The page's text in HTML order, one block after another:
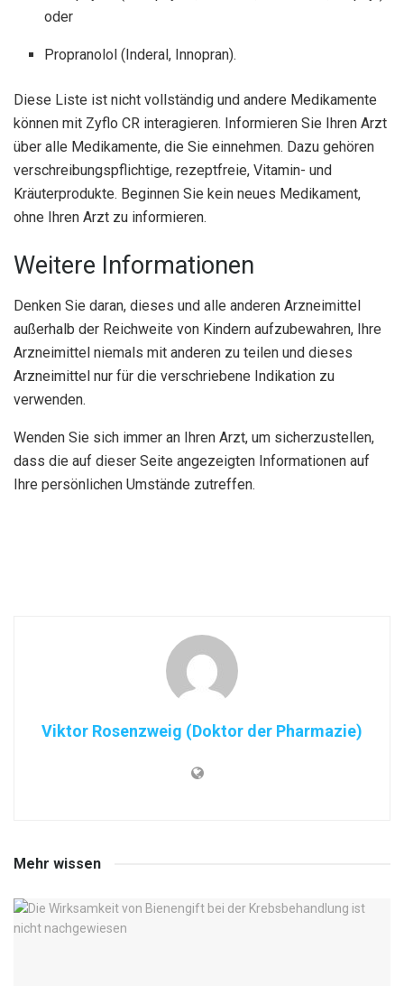
oder
Propranolol (Inderal, Innopran).
Diese Liste ist nicht vollständig und andere Medikamente
können mit Zyflo CR interagieren. Informieren Sie Ihren Arzt
über alle Medikamente, die Sie einnehmen. Dazu gehören
verschreibungspflichtige, rezeptfreie, Vitamin- und
Kräuterprodukte. Beginnen Sie kein neues Medikament,
ohne Ihren Arzt zu informieren.
Weitere Informationen
Denken Sie daran, dieses und alle anderen Arzneimittel
außerhalb der Reichweite von Kindern aufzubewahren, Ihre
Arzneimittel niemals mit anderen zu teilen und dieses
Arzneimittel nur für die verschriebene Indikation zu
verwenden.
Wenden Sie sich immer an Ihren Arzt, um sicherzustellen,
dass die auf dieser Seite angezeigten Informationen auf
Ihre persönlichen Umstände zutreffen.
Viktor Rosenzweig (Doktor der Pharmazie)
Mehr wissen